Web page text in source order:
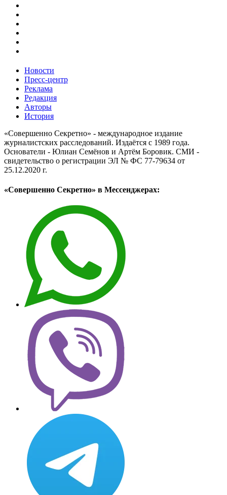
Новости
Пресс-центр
Реклама
Редакция
Авторы
История
«Совершенно Секретно» - международное издание
журналистских расследований. Издаётся с 1989 года.
Основатели - Юлиан Семёнов и Артём Боровик. CМИ -
свидетельство о регистрации ЭЛ № ФС 77-79634 от
25.12.2020 г.
«Совершенно Секретно» в Мессенджерах: